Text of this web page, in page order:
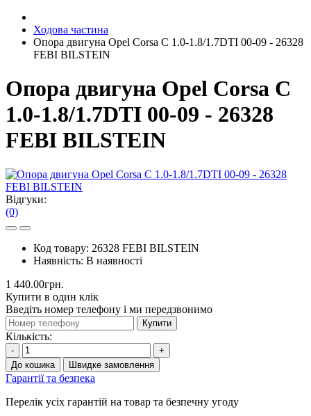
Ходова частина
Опора двигуна Opel Corsa C 1.0-1.8/1.7DTI 00-09 - 26328
FEBI BILSTEIN
Опора двигуна Opel Corsa C
1.0-1.8/1.7DTI 00-09 - 26328
FEBI BILSTEIN
Відгуки:
(0)
Код товару: 26328 FEBI BILSTEIN
Наявність: В наявності
1 440.00грн.
Купити в один клік
Введіть номер телефону і ми передзвонимо
Купити
Кількість:
-
+
До кошика
Швидке замовлення
Гарантії та безпека
Перелік усіх гарантій на товар та безпечну угоду